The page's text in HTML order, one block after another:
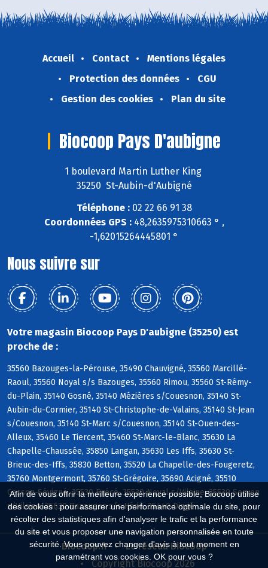
Afin de vous offrir la meilleure expérience possible, Biocoop utilise
des cookies : pour assurer une performance optimale du site, pour
récolter des statistiques afin d'analyser le trafic et la performance
du site et vous proposer une navigation personnalisée en toute
sécurité. Vous pouvez changer d'avis à tout moment en
paramétrant vos cookies. OK pour vous ?
Accueil Contact
Mentions légales
Protection des données
CGU
Gestion des cookies
Plan du site
Biocoop Pays D'aubigne
1 boulevard Martin Luther King
35250 St-Aubin-d'Aubigné
Téléphone :02 22 66 91 38
Coordonnées GPS :48,2635975310663 ° ,
-1,62015264445801 °
Nous suivre sur
Votre magasin Biocoop Pays D'aubigne (35250) est
proche de :
35560 Bazouges-la-Pérouse, 35490 Chauvigné, 35560 Marcillé-
Raoul, 35560 Noyal s/s Bazouges, 35560 Rimou, 35560 St-Rémy-
du-Plain, 35140 Gosné, 35140 Mézières s/Couesnon, 35140 St-
Aubin-du-Cormier, 35140 St-Christophe-de-Valains, 35140 St-Jean
s/Couesnon, 35140 St-Marc s/Couesnon, 35140 St-Ouen-des-
Alleux, 35460 Le Tiercent, 35460 St-Marc-le-Blanc, 35630 La
Chapelle-Chaussée, 35850 Langan, 35630 Les Iffs, 35630 St-
Brieuc-des-Iffs, 35830 Betton, 35520 La Chapelle-des-Fougeretz,
35760 Montgermont, 35760 St-Grégoire, 35690 Acigné, 35510
Cesson-Sévigné, 35530 Brécé, 35530 Noyal s/Vilaine, 35530 Servon
s/Vilaine, 35630 Bazouges s/s Hédé, 35440 Dingé
Biocoop.fr
Le réseau Biocoop
Copyright Biocoop 2026